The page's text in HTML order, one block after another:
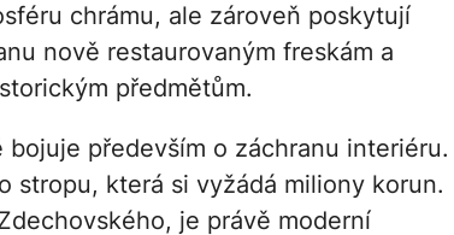
chrámu, ale zároveň poskytují
nově restaurovaným freskám a
předmětům.
především o záchranu interiéru.
stropu, která si vyžádá miliony korun.
je právě moderní